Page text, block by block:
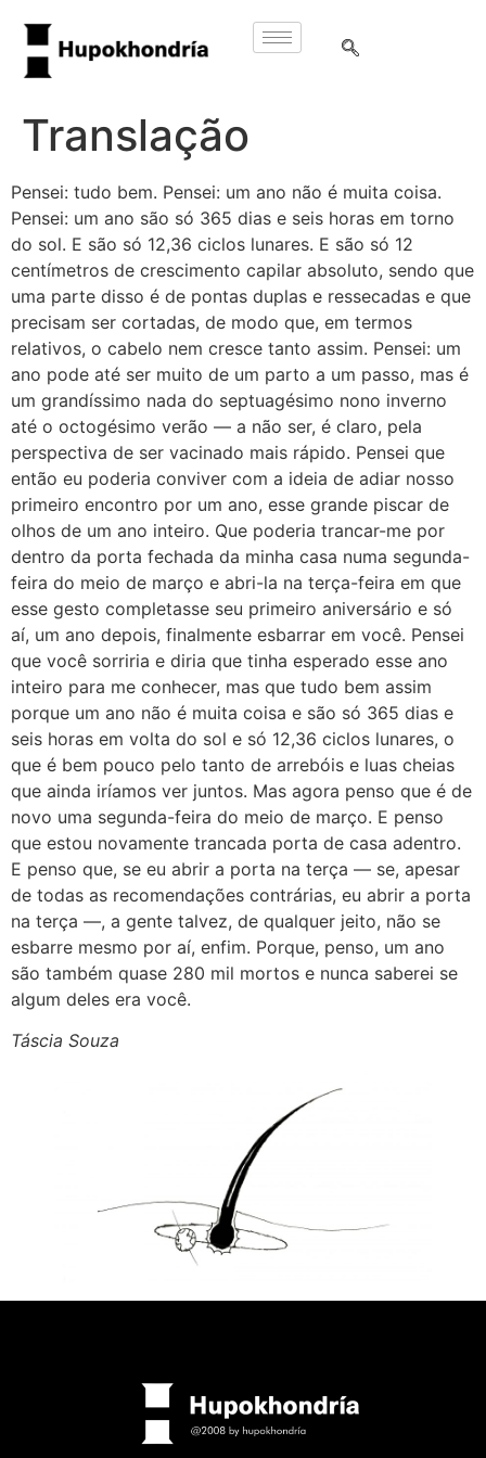
Translação
Pensei: tudo bem. Pensei: um ano não é muita coisa.
Pensei: um ano são só 365 dias e seis horas em torno
do sol. E são só 12,36 ciclos lunares. E são só 12
centímetros de crescimento capilar absoluto, sendo que
uma parte disso é de pontas duplas e ressecadas e que
precisam ser cortadas, de modo que, em termos
relativos, o cabelo nem cresce tanto assim. Pensei: um
ano pode até ser muito de um parto a um passo, mas é
um grandíssimo nada do septuagésimo nono inverno
até o octogésimo verão — a não ser, é claro, pela
perspectiva de ser vacinado mais rápido. Pensei que
então eu poderia conviver com a ideia de adiar nosso
primeiro encontro por um ano, esse grande piscar de
olhos de um ano inteiro. Que poderia trancar-me por
dentro da porta fechada da minha casa numa segunda-
feira do meio de março e abri-la na terça-feira em que
esse gesto completasse seu primeiro aniversário e só
aí, um ano depois, finalmente esbarrar em você. Pensei
que você sorriria e diria que tinha esperado esse ano
inteiro para me conhecer, mas que tudo bem assim
porque um ano não é muita coisa e são só 365 dias e
seis horas em volta do sol e só 12,36 ciclos lunares, o
que é bem pouco pelo tanto de arrebóis e luas cheias
que ainda iríamos ver juntos. Mas agora penso que é de
novo uma segunda-feira do meio de março. E penso
que estou novamente trancada porta de casa adentro.
E penso que, se eu abrir a porta na terça — se, apesar
de todas as recomendações contrárias, eu abrir a porta
na terça —, a gente talvez, de qualquer jeito, não se
esbarre mesmo por aí, enfim. Porque, penso, um ano
são também quase 280 mil mortos e nunca saberei se
algum deles era você.
Táscia Souza